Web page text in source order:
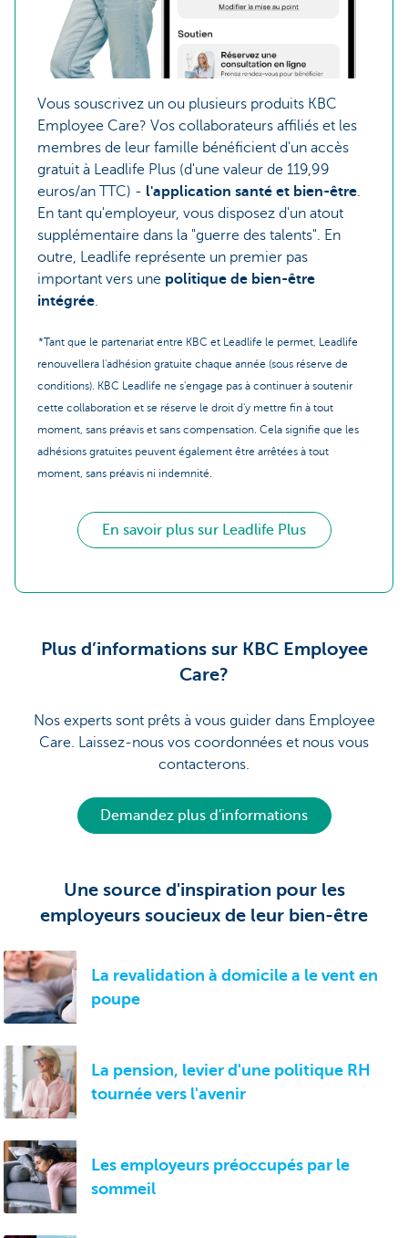
Vous souscrivez un ou plusieurs produits KBC
Employee Care? Vos collaborateurs affiliés et les
membres de leur famille bénéficient d'un accès
gratuit à Leadlife Plus (d'une valeur de 119,99
euros/an TTC) - l'application santé et bien-être.
En tant qu'employeur, vous disposez d'un atout
supplémentaire dans la "guerre des talents". En
outre, Leadlife représente un premier pas
important vers une politique de bien-être
intégrée.
*Tant que le partenariat entre KBC et Leadlife le permet, Leadlife
renouvellera l'adhésion gratuite chaque année (sous réserve de
conditions). KBC Leadlife ne s'engage pas à continuer à soutenir
cette collaboration et se réserve le droit d'y mettre fin à tout
moment, sans préavis et sans compensation. Cela signifie que les
adhésions gratuites peuvent également être arrêtées à tout
moment, sans préavis ni indemnité.
En savoir plus sur Leadlife Plus
Plus d’informations sur KBC Employee
Care?
Nos experts sont prêts à vous guider dans Employee
Care. Laissez-nous vos coordonnées et nous vous
contacterons.
Demandez plus d'informations
Une source d'inspiration pour les
employeurs soucieux de leur bien-être
La revalidation à domicile a le vent en
poupe
La pension, levier d'une politique RH
tournée vers l'avenir
Les employeurs préoccupés par le
sommeil